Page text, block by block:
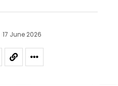
17 June 2026